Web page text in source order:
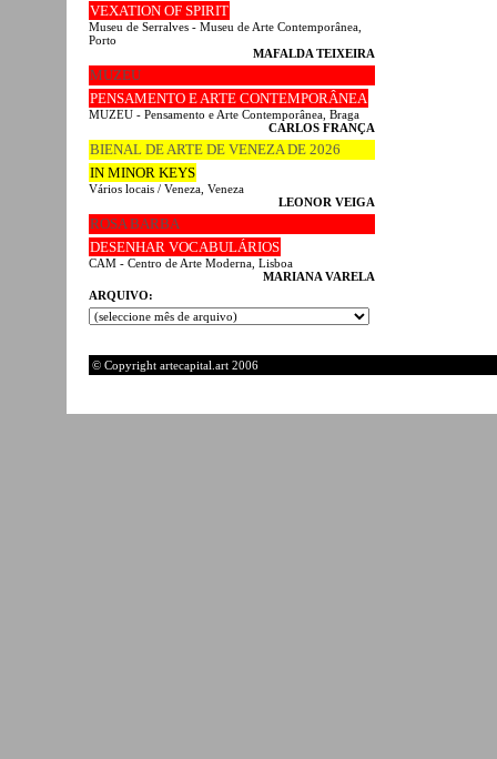
VEXATION OF SPIRIT
Museu de Serralves - Museu de Arte Contemporânea,
Porto
MAFALDA TEIXEIRA
MUZEU
PENSAMENTO E ARTE CONTEMPORÂNEA
MUZEU - Pensamento e Arte Contemporânea, Braga
CARLOS FRANÇA
BIENAL DE ARTE DE VENEZA DE 2026
IN MINOR KEYS
Vários locais / Veneza, Veneza
LEONOR VEIGA
ROSA BARBA
DESENHAR VOCABULÁRIOS
CAM - Centro de Arte Moderna, Lisboa
MARIANA VARELA
ARQUIVO:
© Copyright artecapital.art 2006